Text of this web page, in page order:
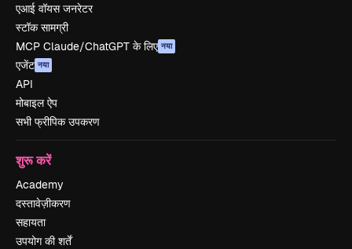
एआई वॉयस जनरेटर
स्टॉक सामग्री
MCP Claude/ChatGPT के लिए नया
एजेंट नया
API
मोबाइल ऐप
सभी फ्रीपिक उपकरण
शुरू करें
Academy
दस्तावेज़ीकरण
सहायता
उपयोग की शर्तें